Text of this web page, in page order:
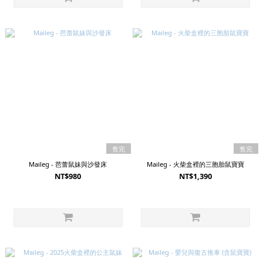
售完
Maileg - 芭蕾鼠妹與沙發床
NT$980
售完
Maileg - 火柴盒裡的三胞胎鼠寶寶
NT$1,390